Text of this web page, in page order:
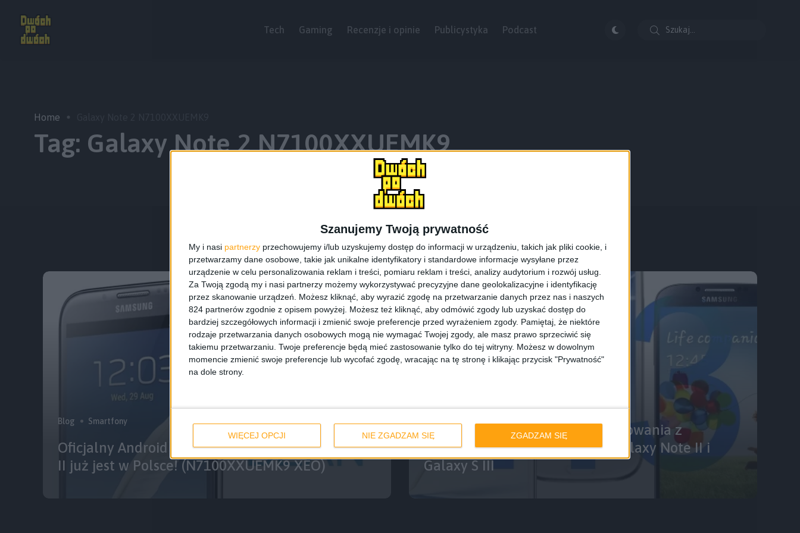
Szanujemy Twoją prywatność
My i nasi partnerzy przechowujemy i/lub uzyskujemy dostęp do informacji w urządzeniu, takich jak pliki cookie, i
przetwarzamy dane osobowe, takie jak unikalne identyfikatory i standardowe informacje wysyłane przez
urządzenie w celu personalizowania reklam i treści, pomiaru reklam i treści, analizy audytorium i rozwój usług.
Za Twoją zgodą my i nasi partnerzy możemy wykorzystywać precyzyjne dane geolokalizacyjne i identyfikację
przez skanowanie urządzeń. Możesz kliknąć, aby wyrazić zgodę na przetwarzanie danych przez nas i naszych
824 partnerów zgodnie z opisem powyżej. Możesz też kliknąć, aby odmówić zgody lub uzyskać dostęp do
bardziej szczegółowych informacji i zmienić swoje preferencje przed wyrażeniem zgody. Pamiętaj, że niektóre
rodzaje przetwarzania danych osobowych mogą nie wymagać Twojej zgody, ale masz prawo sprzeciwić się
takiemu przetwarzaniu. Twoje preferencje będą mieć zastosowanie tylko do tej witryny. Możesz w dowolnym
momencie zmienić swoje preferencje lub wycofać zgodę, wracając na tę stronę i klikając przycisk "Prywatność"
na dole strony.
WIĘCEJ OPCJI NIE ZGADZAM SIĘ ZGADZAM SIĘ
Tech Gaming Recenzje i opinie Publicystyka Podcast
Home
Tag: Galaxy Note 2 N7100XXUEMK9
Blog Smartfony
Oficjalny Android 4.3 Jelly Bean dla Galaxy Note
II już jest w Polsce! (N7100XXUEMK9 XEO)
Nowe stabilne wersje oprogramowania z
Androidem 4.3 Jelly Bean dla Galaxy Note II i
Galaxy S III